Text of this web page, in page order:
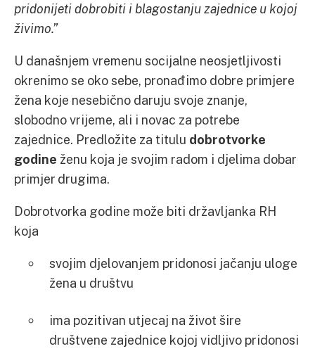
pridonijeti dobrobiti i blagostanju zajednice u kojoj
živimo.”
U današnjem vremenu socijalne neosjetljivosti
okrenimo se oko sebe, pronađimo dobre primjere
žena koje nesebično daruju svoje znanje,
slobodno vrijeme, ali i novac za potrebe
zajednice. Predložite za titulu dobrotvorke
godine ženu koja je svojim radom i djelima dobar
primjer drugima.
Dobrotvorka godine može biti državljanka RH
koja
svojim djelovanjem pridonosi jačanju uloge
žena u društvu
ima pozitivan utjecaj na život šire
društvene zajednice kojoj vidljivo pridonosi